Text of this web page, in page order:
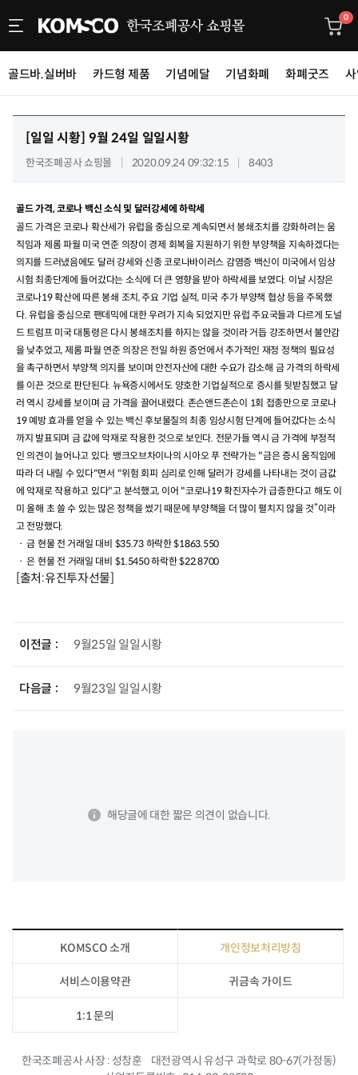
0
골드바.실버바 카드형 제품 기념메달 기념화폐 화폐굿즈
[일일 시황] 9월 24일 일일시황
한국조폐공사 쇼핑몰 2020.09.24 09:32:15 8403
골드 가격, 코로나 백신 소식 및 달러강세에 하락세
골드 가격은 코로나 확산세가 유럽을 중심으로 계속되면서 봉쇄조치를 강화하려는 움
직임과 제롬 파월 미국 연준 의장이 경제 회복을 지원하기 위한 부양책을 지속하겠다는
의지를 드러냈음에도 달러 강세와 신종 코로나바이러스 감염증 백신이 미국에서 임상
시험 최종단계에 들어갔다는 소식에 더 큰 영향을 받아 하락세를 보였다. 이날 시장은
코로나19확산에 따른 봉쇄 조치 ,주요 기업 실적, 미국 추가 부양책 협상 등을 주목했
다.유럽을 중심으로 팬데믹에 대한 우려가 지속 되었지만 유럽 주요국들과 다르게 도널
드 트럼프 미국 대통령은 다시 봉쇄조치를 하지는 않을 것이라 거듭 강조하면서 불안감
을 낮추었고, 제롬 파월 연준 의장은 전일 하원 증언에서 추가적인 재정 정책의 필요성
을 촉구하면서 부양책 의지를 보이며 안전자산에 대한 수요가 감소해 금 가격의 하락세
를 이끈 것으로 판단된다. 뉴욕증시에서도 양호한 기업실적으로 증시를 뒷받침했고 달
러 역시 강세를 보이며 금 가격을 끌어내렸다. 존슨앤드존슨이 1회 접종만으로 코로나
19예방 효과를 얻을 수 있는 백신 후보물질의 최종 임상시험 단계에 들어갔다는 소식
까지 발표되며 금 값에 악재로 작용한 것으로 보인다 전문가들 역시 금 가격에 부정적
인 의견이 늘어나고 있다. 뱅크오브차이나의 시아오 푸 전략가는"금은 증시 움직임에
따라 더 내릴 수 있다"면서 "위험 회피 심리로 인해 달러가 강세를 나타내는 것이 금값
에 악재로 작용하고 있다"고 분석했고, 이어 "코로나19확진자수가 급증한다고 해도 이
미 올해 초 쓸 수 있는 많은 정책을 썼기 때문에 부양책을 더 많이 펼치지 않을 것”이라
고 전망했다.
ㆍ 금 현물 전 거래일 대비 $35.73 하락한$1863.550
ㆍ 은 현물 전 거래일 대비 $1.5450하락한$22.8700
[출처:유진투자선물]
이전글 9월25일 일일시황
다음글 9월23일 일일시황
해당글에 대한 짧은 의견이 없습니다.
KOMSCO 소개 개인정보처리방침
서비스이용약관 귀금속 가이드
1:1 문의
한국조폐공사 사장 성창훈
대전광역시 유성구 과학로 80-67(가정동)